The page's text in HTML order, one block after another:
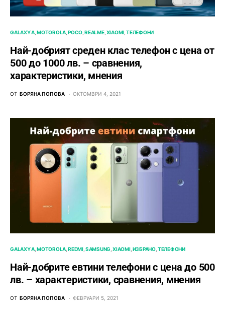
GALAXY A MOTOROLA POCO REALME XIAOMI ТЕЛЕФОНИ
Най-добрият среден клас телефон с цена от
500 до 1000 лв. – сравнения,
характеристики, мнения
ОТ БОРЯНА ПОПОВА ОКТОМВРИ 4, 2021
GALAXY A MOTOROLA REDMI SAMSUNG XIAOMI ИЗБРАНО ТЕЛЕФОНИ
Най-добрите евтини телефони с ценa до 500
лв. – характeристики, сравнения, мнения
ОТ БОРЯНА ПОПОВА ФЕВРУАРИ 5, 2021